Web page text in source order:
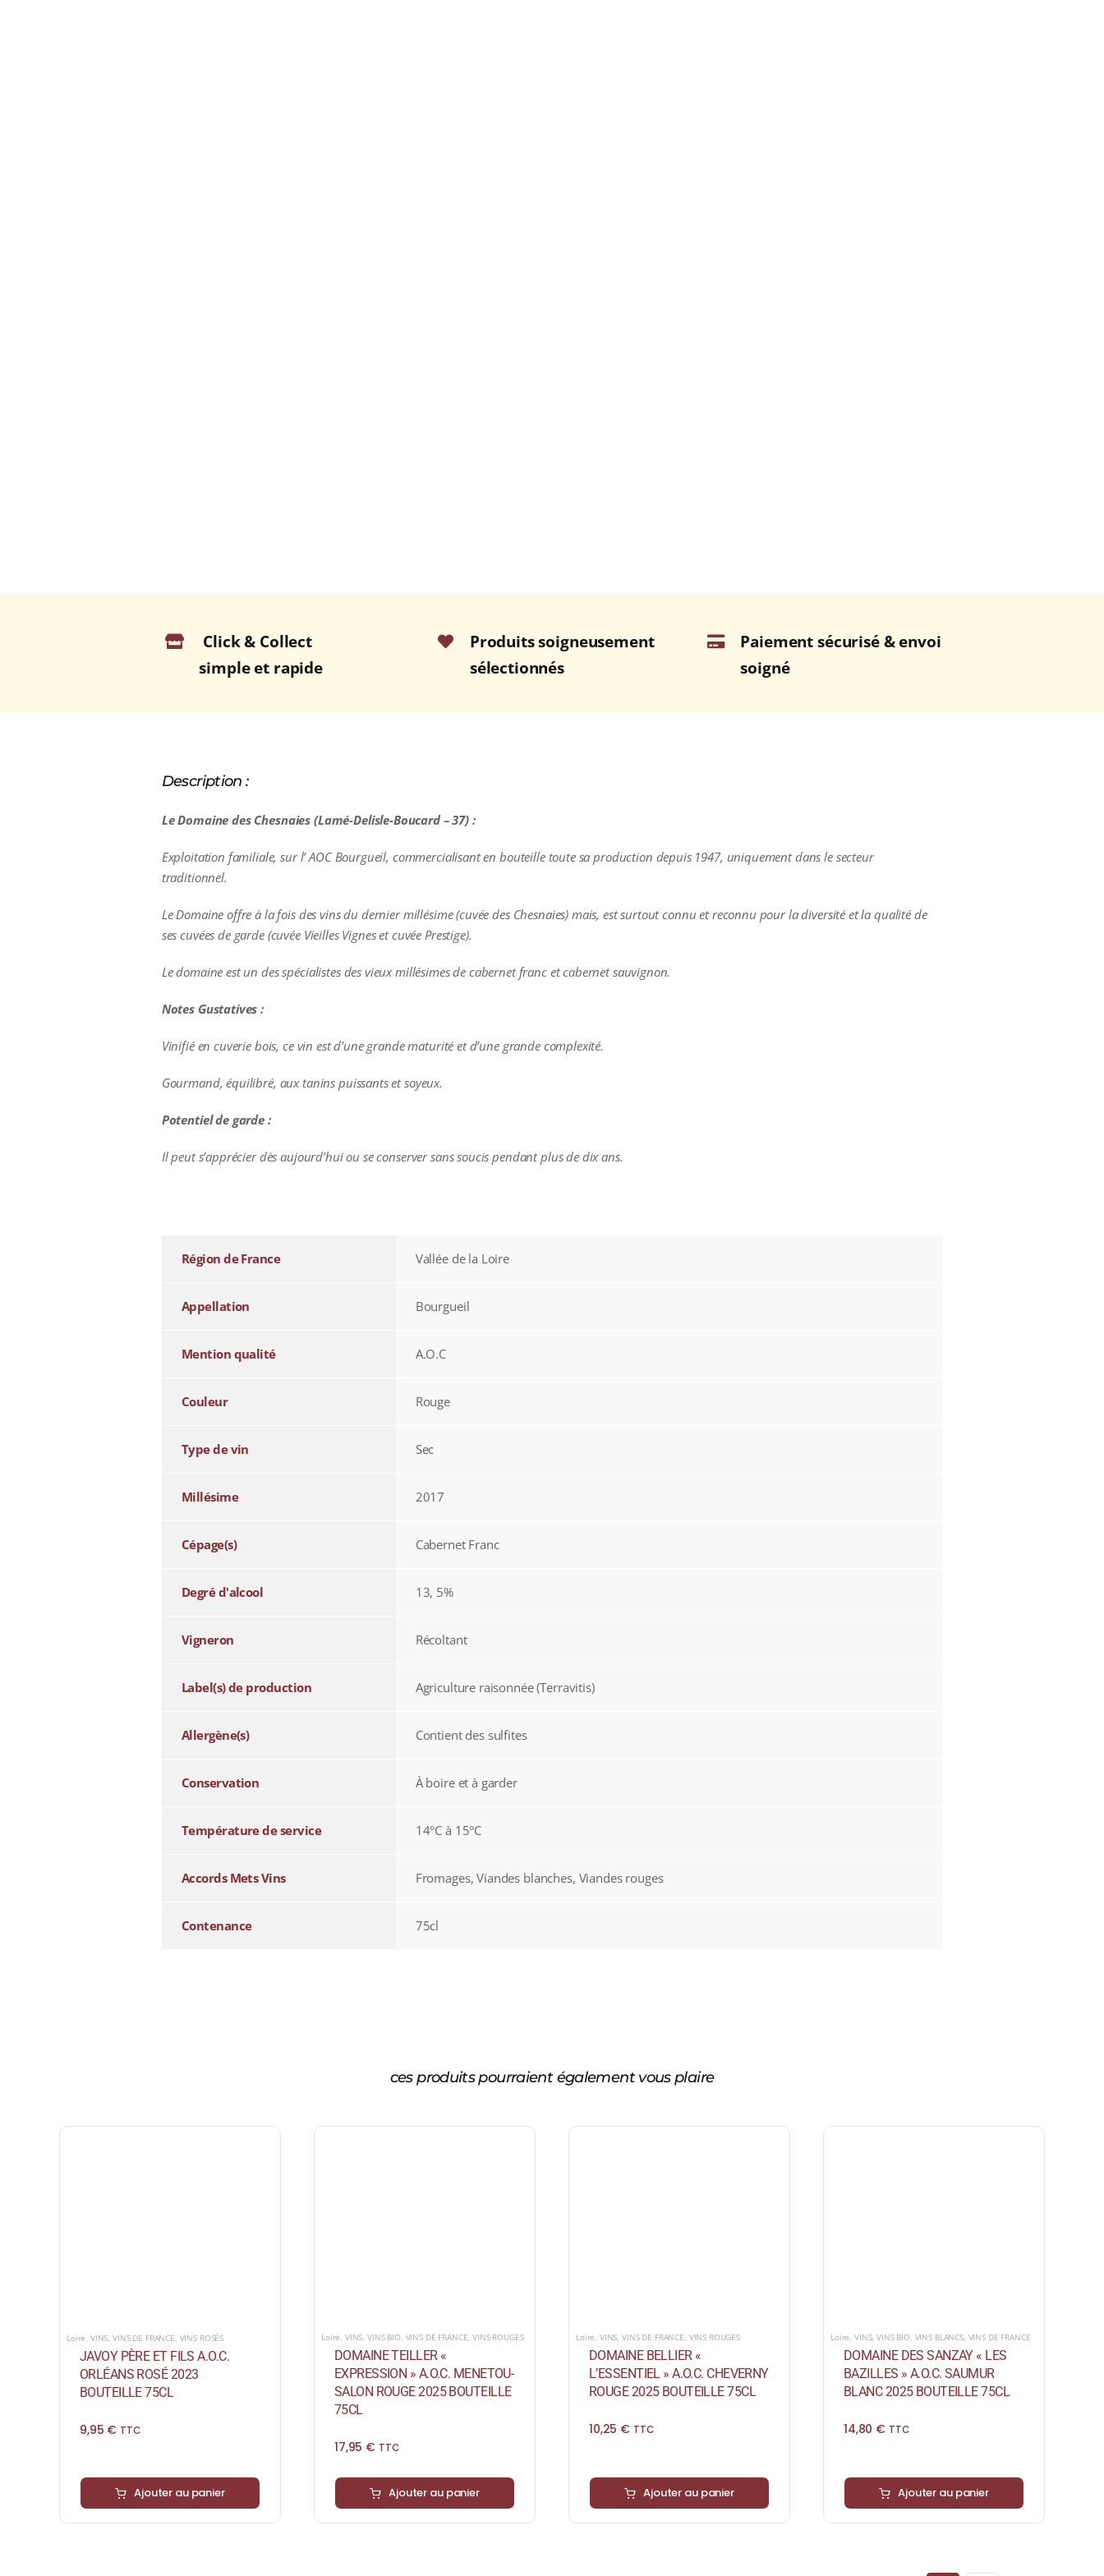
Click & Collect
simple et rapide
Produits soigneusement
sélectionnés
Paiement sécurisé & envoi
soigné
Description :
Le Domaine des Chesnaies (Lamé-Delisle-Boucard – 37) :
Exploitation familiale, sur l’ AOC Bourgueil, commercialisant en bouteille toute sa production depuis 1947, uniquement dans le secteur
traditionnel.
Le Domaine offre à la fois des vins du dernier millésime (cuvée des Chesnaies) mais, est surtout connu et reconnu pour la diversité et la qualité de
ses cuvées de garde (cuvée Vieilles Vignes et cuvée Prestige).
Le domaine est un des spécialistes des vieux millésimes de cabernet franc et cabernet sauvignon.
Notes Gustatives :
Vinifié en cuverie bois, ce vin est d’une grande maturité et d’une grande complexité.
Gourmand, équilibré, aux tanins puissants et soyeux.
Potentiel de garde :
Il peut s’apprécier dès aujourd’hui ou se conserver sans soucis pendant plus de dix ans.
Région de France Vallée de la Loire
Appellation Bourgueil
Mention qualité A.O.C
Couleur Rouge
Type de vin Sec
Millésime 2017
Cépage(s) Cabernet Franc
Degré d'alcool 13, 5%
Vigneron Récoltant
Label(s) de production Agriculture raisonnée (Terravitis)
Allergène(s) Contient des sulfites
Conservation À boire et à garder
Température de service 14°C à 15°C
Accords Mets Vins Fromages, Viandes blanches, Viandes rouges
Contenance 75cl
ces produits pourraient également vous plaire
Loire VINS ,VINS DE FRANCE VINS ROSÉS
JAVOY PÈRE ET FILS A.O.C.
ORLÉANS ROSÉ 2023
BOUTEILLE 75CL
9,95 € TTC
Ajouter au panier
Loire, VINS,VINS BIO, VINS DE FRANCE,VINS ROUGES
DOMAINE TEILLER «
EXPRESSION » A.O.C. MENETOU-
SALON ROUGE 2025 BOUTEILLE
75CL
17,95 € TTC
Ajouter au panier
Loire, VINS,VINS DE FRANCE, VINS ROUGES
DOMAINE BELLIER «
L’ESSENTIEL » A.O.C. CHEVERNY
ROUGE 2025 BOUTEILLE 75CL
10,25 € TTC
Ajouter au panier
Loire, VINS,VINS BIO, VINS BLANCS, VINS DE FRANCE
DOMAINE DES SANZAY « LES
BAZILLES » A.O.C. SAUMUR
BLANC 2025 BOUTEILLE 75CL
14,80 € TTC
Ajouter au panier